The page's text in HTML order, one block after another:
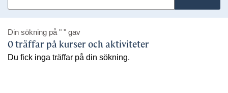
Din sökning på " " gav
0 träffar på kurser och aktiviteter
Du fick inga träffar på din sökning.